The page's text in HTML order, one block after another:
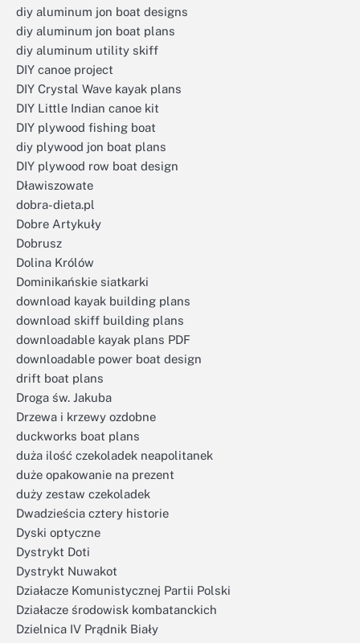
diy aluminum jon boat designs
diy aluminum jon boat plans
diy aluminum utility skiff
DIY canoe project
DIY Crystal Wave kayak plans
DIY Little Indian canoe kit
DIY plywood fishing boat
diy plywood jon boat plans
DIY plywood row boat design
Dławiszowate
dobra-dieta.pl
Dobre Artykuły
Dobrusz
Dolina Królów
Dominikańskie siatkarki
download kayak building plans
download skiff building plans
downloadable kayak plans PDF
downloadable power boat design
drift boat plans
Droga św. Jakuba
Drzewa i krzewy ozdobne
duckworks boat plans
duża ilość czekoladek neapolitanek
duże opakowanie na prezent
duży zestaw czekoladek
Dwadzieścia cztery historie
Dyski optyczne
Dystrykt Doti
Dystrykt Nuwakot
Działacze Komunistycznej Partii Polski
Działacze środowisk kombatanckich
Dzielnica IV Prądnik Biały